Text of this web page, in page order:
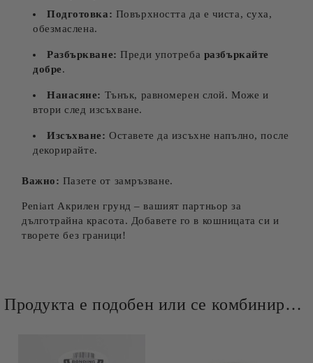
Подготовка: Повърхността да е чиста, суха,
обезмаслена.
Разбъркване: Преди употреба разбъркайте
добре.
Нанасяне: Тънък, равномерен слой. Може и
втори след изсъхване.
Изсъхване: Оставете да изсъхне напълно, после
декорирайте.
Важно: Пазете от замръзване.
Peniart Акрилен грунд – вашият партньор за
дълготрайна красота. Добавете го в кошницата си и
творете без граници!
Продукта е подобен или се комбинира добре и със следните продукти :